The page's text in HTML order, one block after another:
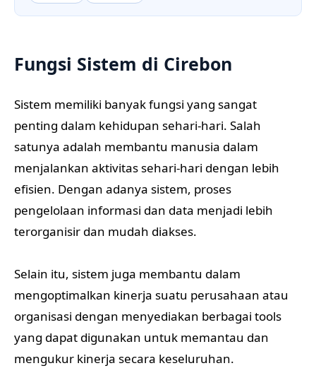
Fungsi Sistem di Cirebon
Sistem memiliki banyak fungsi yang sangat
penting dalam kehidupan sehari-hari. Salah
satunya adalah membantu manusia dalam
menjalankan aktivitas sehari-hari dengan lebih
efisien. Dengan adanya sistem, proses
pengelolaan informasi dan data menjadi lebih
terorganisir dan mudah diakses.
Selain itu, sistem juga membantu dalam
mengoptimalkan kinerja suatu perusahaan atau
organisasi dengan menyediakan berbagai tools
yang dapat digunakan untuk memantau dan
mengukur kinerja secara keseluruhan.